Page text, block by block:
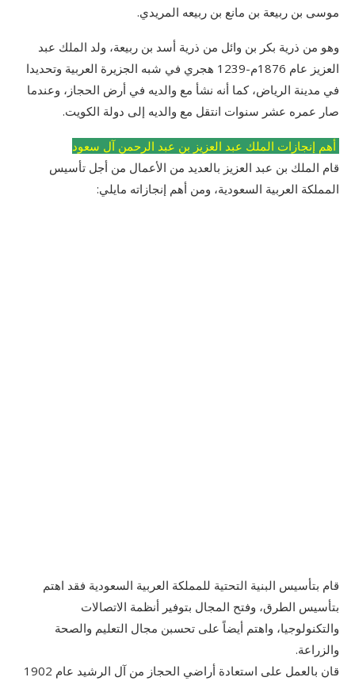
موسى بن ربيعة بن مانع بن ربيعه المريدي.
وهو من ذرية بكر بن وائل من ذرية أسد بن ربيعة، ولد الملك عبد
العزيز عام 1876م-1239 هجري في شبه الجزيرة العربية وتحديدا
في مدينة الرياض، كما أنه نشأ مع والديه في أرض الحجاز، وعندما
صار عمره عشر سنوات انتقل مع والديه إلى دولة الكويت.
أهم إنجازات الملك عبد العزيز بن عبد الرحمن آل سعود
قام الملك بن عبد العزيز بالعديد من الأعمال من أجل تأسيس
المملكة العربية السعودية، ومن أهم إنجازاته مايلي:
قام بتأسيس البنية التحتية للمملكة العربية السعودية فقد اهتم
بتأسيس الطرق، وفتح المجال بتوفير أنظمة الاتصالات
والتكنولوجيا، واهتم أيضاً على تحسبن مجال التعليم والصحة
والزراعة.
قان بالعمل على استعادة أراضي الحجاز من آل الرشيد عام 1902